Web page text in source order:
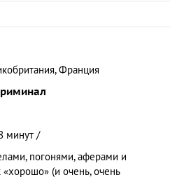
Франция
минут /
погонями, аферами и
(и очень, очень